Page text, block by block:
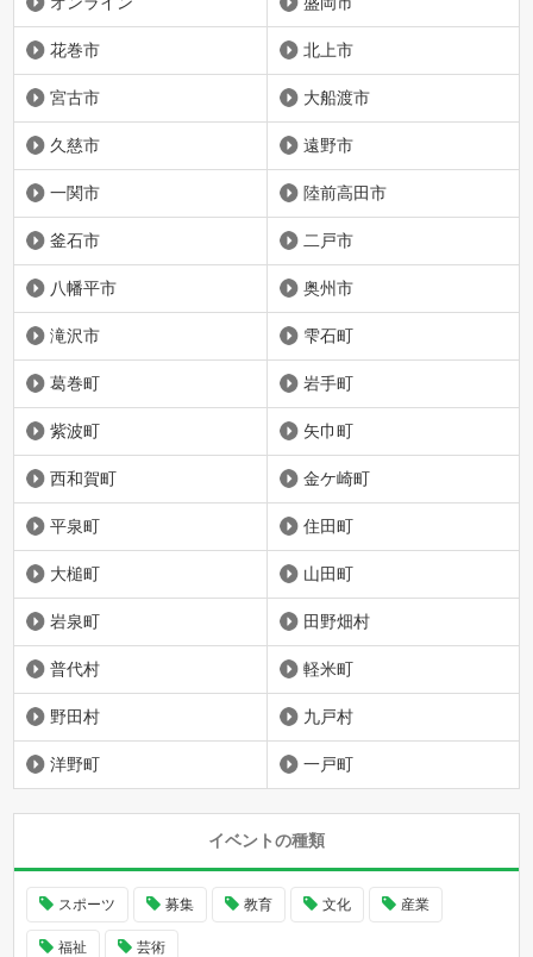
花巻市 北上市
宮古市 大船渡市
久慈市 遠野市
一関市 陸前高田市
釜石市 二戸市
八幡平市 奥州市
滝沢市 雫石町
葛巻町 岩手町
紫波町 矢巾町
西和賀町 金ケ崎町
平泉町 住田町
大槌町 山田町
岩泉町 田野畑村
普代村 軽米町
野田村 九戸村
洋野町 一戸町
イベントの種類
スポーツ 募集 教育 文化 産業
福祉 芸術